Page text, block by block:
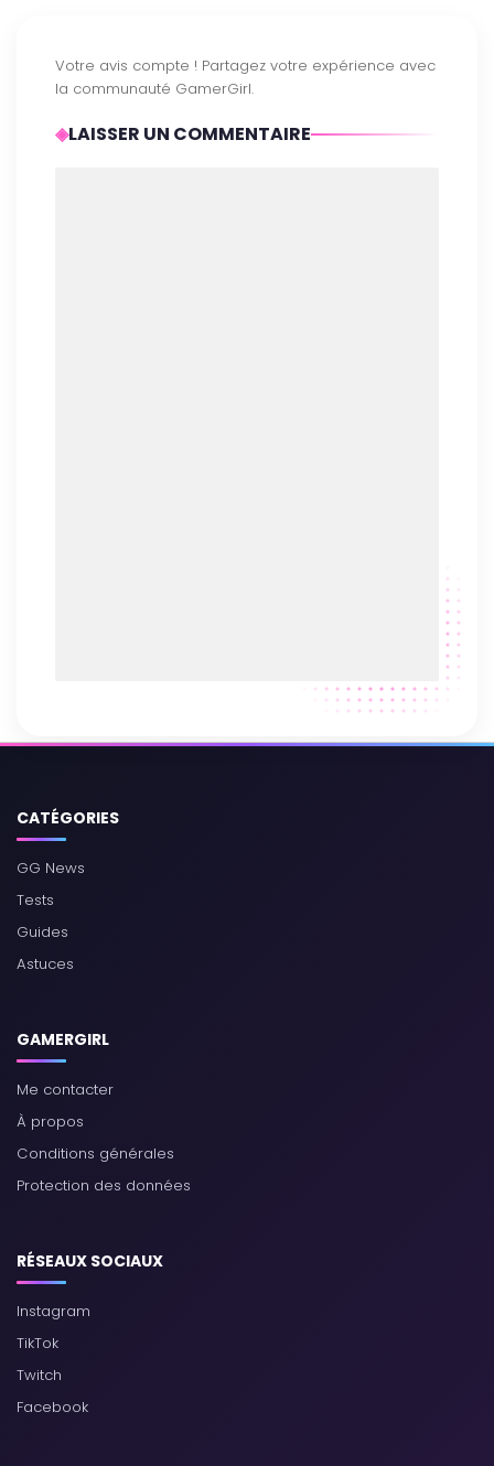
LAISSER UN COMMENTAIRE
CATÉGORIES
GG News
Tests
Guides
Astuces
GAMERGIRL
Me contacter
À propos
Conditions générales
Protection des données
RÉSEAUX SOCIAUX
Instagram
TikTok
Twitch
Facebook